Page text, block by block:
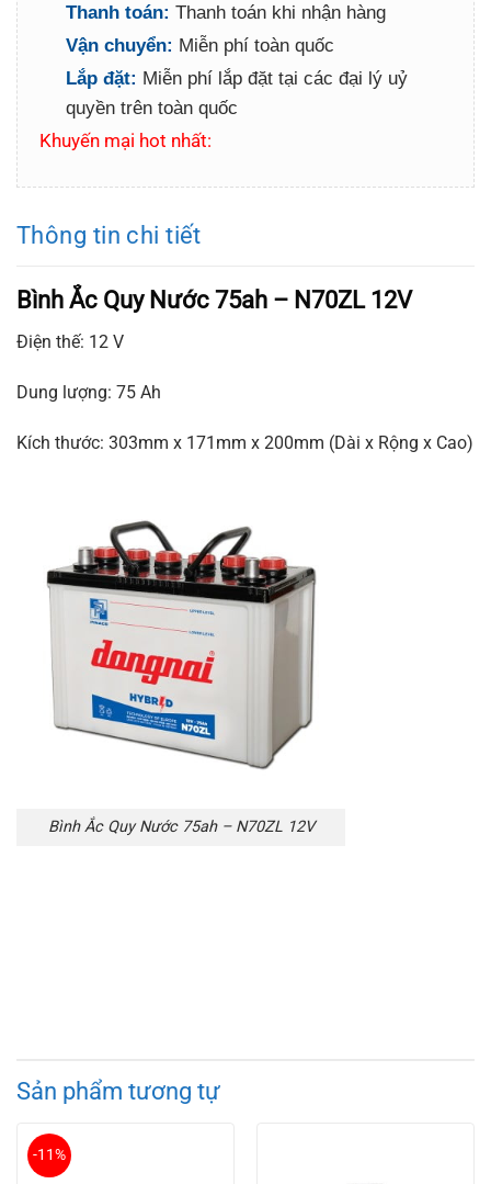
Thanh toán: Thanh toán khi nhận hàng
Vận chuyển: Miễn phí toàn quốc
Lắp đặt: Miễn phí lắp đặt tại các đại lý uỷ
quyền trên toàn quốc
Khuyến mại hot nhất:
Thông tin chi tiết
Bình Ắc Quy Nước 75ah – N70ZL 12V
Điện thế: 12 V
Dung lượng: 75 Ah
Kích thước: 303mm x 171mm x 200mm (Dài x Rộng x Cao)
Bình Ắc Quy Nước 75ah – N70ZL 12V
Sản phẩm tương tự
-11%